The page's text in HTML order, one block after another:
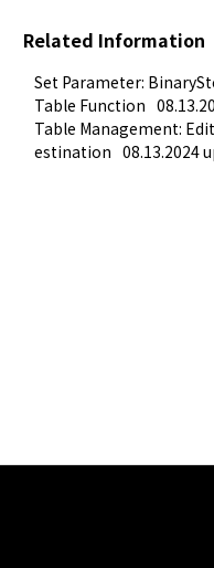
Related Information
Set Parameter:
Table Function
Table Management:
estination 08.13.2024